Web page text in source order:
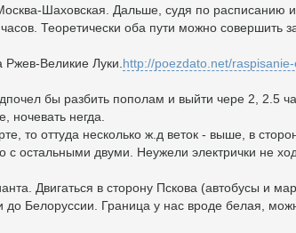
Шаховская. Дальше, судя по расписанию
Теоретически оба пути можно совершить
Ржев-Великие Луки. http://poezdato.net/
бы разбить пополам и выйти чере 2, 2.5
ночевать негда.
то оттуда несколько ж.д веток - выше, в
с остальными двуми. Неужели электрички не
Двигаться в сторону Пскова (автобусы и
Белоруссии. Граница у нас вроде белая,